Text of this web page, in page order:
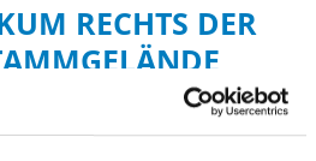
RECHTS DER